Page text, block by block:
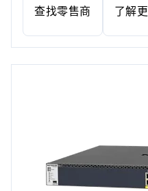
查找零售商 了解